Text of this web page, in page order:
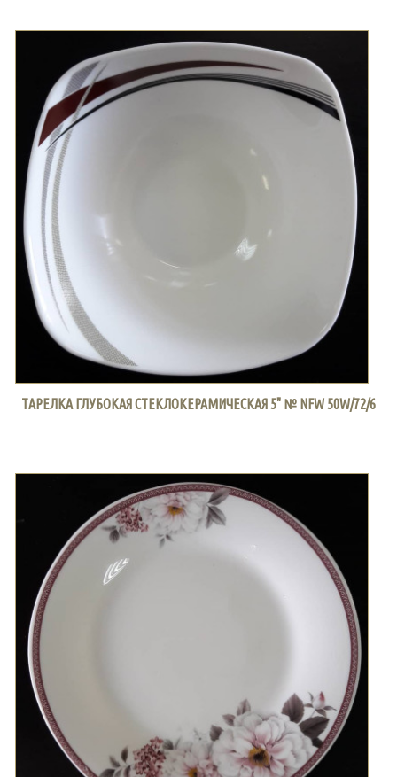
ТАРЕЛКА ГЛУБОКАЯ СТЕКЛОКЕРАМИЧЕСКАЯ 5" № NFW 50W/72/6